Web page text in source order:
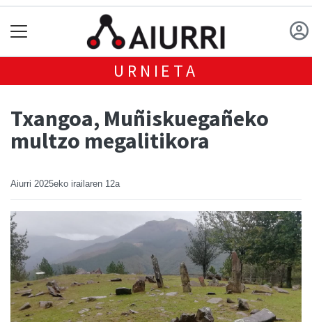
URNIETA
Txangoa, Muñiskuegañeko
multzo megalitikora
Aiurri 2025eko irailaren 12a